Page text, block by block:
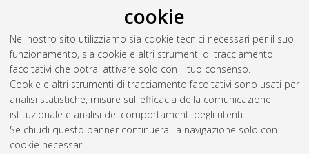
cookie
Nel nostro sito utilizziamo sia cookie tecnici necessari per il suo
funzionamento, sia cookie e altri strumenti di tracciamento
facoltativi che potrai attivare solo con il tuo consenso.
Cookie e altri strumenti di tracciamento facoltativi sono usati per
analisi statistiche, misure sull'efficacia della comunicazione
istituzionale e analisi dei comportamenti degli utenti.
Se chiudi questo banner continuerai la navigazione solo con i
cookie necessari.
Hybrid lead-halide perovskites as novel
materials for thin film direct and flexible ionizing radiation
detectors, [Dissertation thesis], Alma Mater Studiorum
Università di Bologna. Dottorato di ricerca inFisica, 35 Ciclo.
DOI 10.48676/unibo/amsdottorato/10690.
Questa lista e' stata generata ilFri Aug 7 20:48:25 2026 CEST
Atom